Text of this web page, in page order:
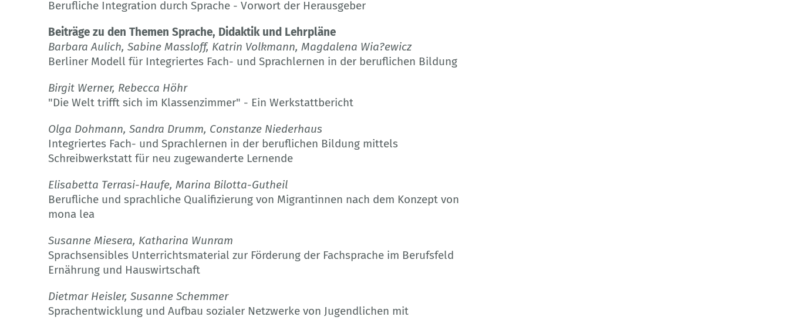
Berufliche Integration durch Sprache - Vorwort der Herausgeber
Beiträge zu den Themen Sprache, Didaktik und Lehrpläne
Barbara Aulich, Sabine Massloff, Katrin Volkmann, Magdalena Wia?ewicz
Berliner Modell für Integriertes Fach- und Sprachlernen in der beruflichen Bildung
Birgit Werner, Rebecca Höhr
"Die Welt trifft sich im Klassenzimmer" - Ein Werkstattbericht
Olga Dohmann, Sandra Drumm, Constanze Niederhaus
Integriertes Fach- und Sprachlernen in der beruflichen Bildung mittels
Schreibwerkstatt für neu zugewanderte Lernende
Elisabetta Terrasi-Haufe, Marina Bilotta-Gutheil
Berufliche und sprachliche Qualifizierung von Migrantinnen nach dem Konzept von
mona lea
Susanne Miesera, Katharina Wunram
Sprachsensibles Unterrichtsmaterial zur Förderung der Fachsprache im Berufsfeld
Ernährung und Hauswirtschaft
Dietmar Heisler, Susanne Schemmer
Sprachentwicklung und Aufbau sozialer Netzwerke von Jugendlichen mit